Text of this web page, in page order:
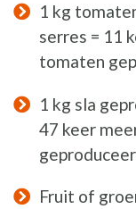
1 kg
serres = 11
tomaten
1 kg sla
47 keer
Fruit of